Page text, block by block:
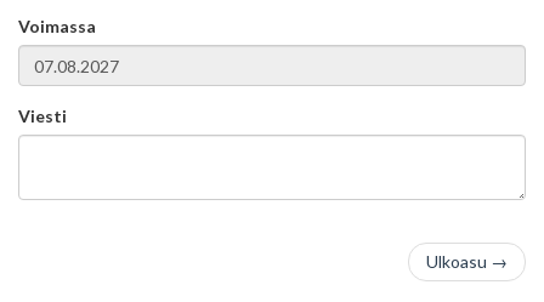
Voimassa
Viesti
Ulkoasu →